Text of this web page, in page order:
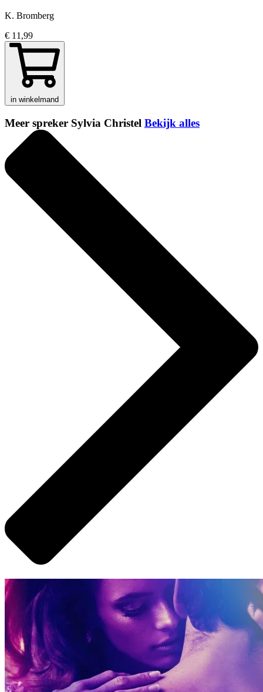
K. Bromberg
€ 11,99
in winkelmand
Meer spreker Sylvia Christel Bekijk alles